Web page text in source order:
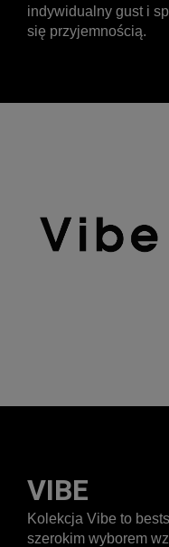
indywidualny gust i
się przyjemnością.
VIBE
Kolekcja Vibe to
szerokim wyborem